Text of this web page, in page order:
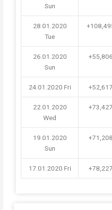
Sun
28.01.2020
Tue
26.01.2020
Sun
+55,806
24.01.2020 Fri +52,617
22.01.2020
Wed
+73,427
19.01.2020
Sun
+71,208
17.01.2020 Fri +78,227